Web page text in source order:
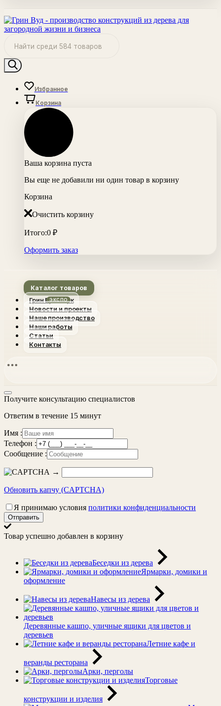
Избранное
Корзина
Ваша корзина пуста
Вы еще не добавили ни один товар в корзину
Корзина
Очистить корзину
Итого:0 ₽
Оформить заказ
Каталог товаров
Грин Вуд Парк
Новости и проекты
Наше производство
Наши работы
Статьи
Контакты
Получите консультацию специалистов
Ответим в течение 15 минут
Имя :
Телефон :
Сообщение :
→
Обновить капчу (CAPTCHA)
Я принимаю условия политики конфиденциальности
Отправить
Товар успешно добавлен в корзину
Беседки из дерева
Ярмарки, домики и
оформление
Навесы из дерева
Деревянные кашпо, уличные ящики для цветов и
деревьев
Летние кафе и
веранды ресторана
Арки, перголы
Торговые
конструкции и изделия